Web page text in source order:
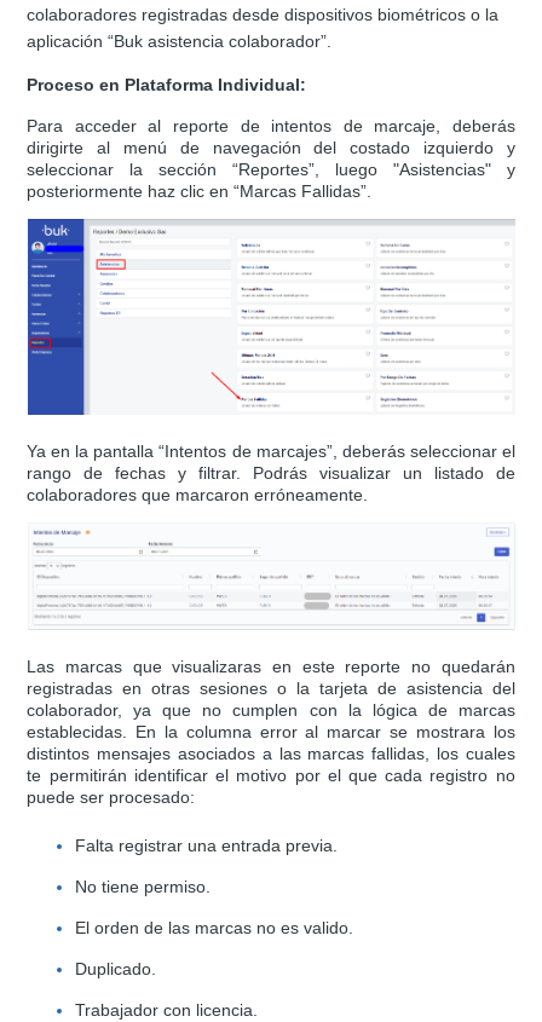
colaboradores registradas desde dispositivos biométricos o la
aplicación “Buk asistencia colaborador”.
Proceso en Plataforma Individual:
Para acceder al reporte de intentos de marcaje, deberás
dirigirte al menú de navegación del costado izquierdo y
seleccionar la sección “Reportes”, luego "Asistencias" y
posteriormente haz clic en “Marcas Fallidas”.
Ya en la pantalla “Intentos de marcajes”, deberás seleccionar el
rango de fechas y filtrar. Podrás visualizar un listado de
colaboradores que marcaron erróneamente.
Las marcas que visualizaras en este reporte no quedarán
registradas en otras sesiones o la tarjeta de asistencia del
colaborador, ya que no cumplen con la lógica de marcas
establecidas. En la columna error al marcar se mostrara los
distintos mensajes asociados a las marcas fallidas, los cuales
te permitirán identificar el motivo por el que cada registro no
puede ser procesado:
Falta registrar una entrada previa.
No tiene permiso.
El orden de las marcas no es valido.
Duplicado.
Trabajador con licencia.